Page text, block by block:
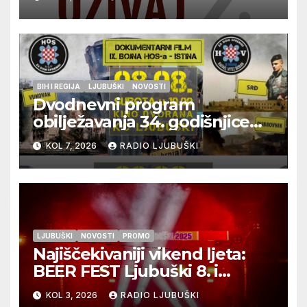
glazbu
BIH I REGIJA LJUBUŠKI NOVOSTI
Dvodnevni program
obilježavanja 34. godišnjice
pogibije generala Blaža
Kraljevića i osmorice
pripadnika HOS-a
KOL 7, 2026 RADIO LJUBUŠKI
LJUBUŠKI NOVOSTI PROMO
Najiščekivaniji vikend ljeta:
BEER FEST Ljubuški 8. i
9.kolovoza
KOL 3, 2026 RADIO LJUBUŠKI